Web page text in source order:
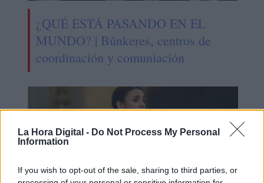
La Hora Digital - Do Not Process My Personal
Information
If you wish to opt-out of the sale, sharing to third parties, or
¿QUÉ ESTÁ PASANDO EN EL
MUNDO? | Búnkeres, centros de
coordinación y comuniación